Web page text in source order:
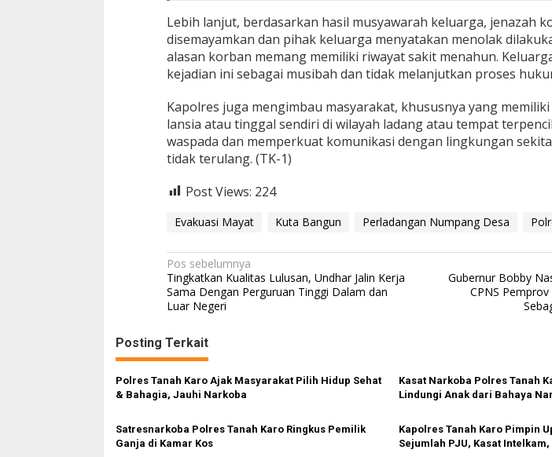
Lebih lanjut, berdasarkan hasil musyawarah keluarga, jenazah
disemayamkan dan pihak keluarga menyatakan menolak
alasan korban memang memiliki riwayat sakit menahun.
kejadian ini sebagai musibah dan tidak melanjutkan proses
Kapolres juga mengimbau masyarakat, khususnya yang
lansia atau tinggal sendiri di wilayah ladang atau tempat
waspada dan memperkuat komunikasi dengan lingkungan
tidak terulang. (TK-1)
Post Views: 224
Evakuasi Mayat Kuta Bangun Perladangan Numpang Desa
N
a
v
i
g
a
s
i
p
Pos sebelumnya
Tingkatkan Kualitas Lulusan, Undhar Jalin Kerja
Sama Dengan Perguruan Tinggi Dalam dan
Luar Negeri
Gubernur Bobby
CPNS
Posting Terkait
Polres Tanah Karo Ajak Masyarakat Pilih Hidup Sehat
& Bahagia, Jauhi Narkoba
Kasat Narkoba Polres Tanah
Lindungi Anak dari Bahaya
Satresnarkoba Polres Tanah Karo Ringkus Pemilik
Ganja di Kamar Kos
Kapolres Tanah Karo Pimpin
Sejumlah PJU, Kasat